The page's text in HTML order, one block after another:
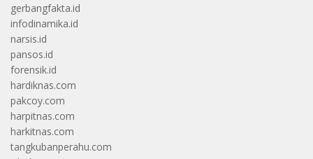
gerbangfakta.id
infodinamika.id
narsis.id
pansos.id
forensik.id
hardiknas.com
pakcoy.com
harpitnas.com
harkitnas.com
tangkubanperahu.com